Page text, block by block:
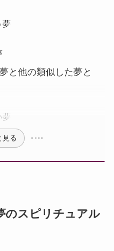
夢
と他の類似した夢と
夢
見る
のスピリチュアル